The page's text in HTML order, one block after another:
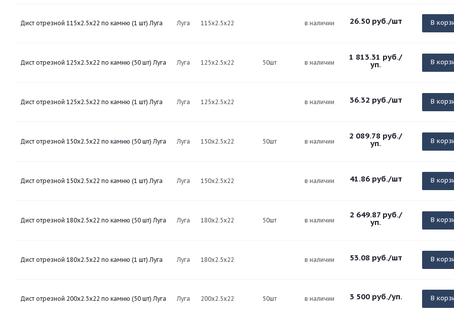
Дист отрезной 115х2.5х22 по камню (1 шт) Луга Луга 115х2.5х22 в наличии 26.50руб./шт В
Дист отрезной 125х2.5х22 по камню (50 шт) Луга Луга 125х2.5х22 50шт в наличии
1 813.31 руб./
уп. В
Дист отрезной 125х2.5х22 по камню (1 шт) Луга Луга 125х2.5х22 в наличии 36.32 руб./шт В
Дист отрезной 150х2.5х22 по камню (50 шт) Луга Луга 150х2.5х22 50шт в наличии
2 089.78 руб./
уп. В
Дист отрезной 150х2.5х22 по камню (1 шт) Луга Луга 150х2.5х22 в наличии 41.86руб./шт В
Дист отрезной 180х2.5х22 по камню (50 шт) Луга Луга 180х2.5х22 50шт в наличии
2 649.87руб./
уп. В
Дист отрезной 180х2.5х22 по камню (1 шт) Луга Луга 180х2.5х22 в наличии 53.08руб./шт В
Дист отрезной 200х2.5х22 по камню (50 шт) Луга Луга 200х2.5х22 50шт в наличии 3 500руб./уп. В